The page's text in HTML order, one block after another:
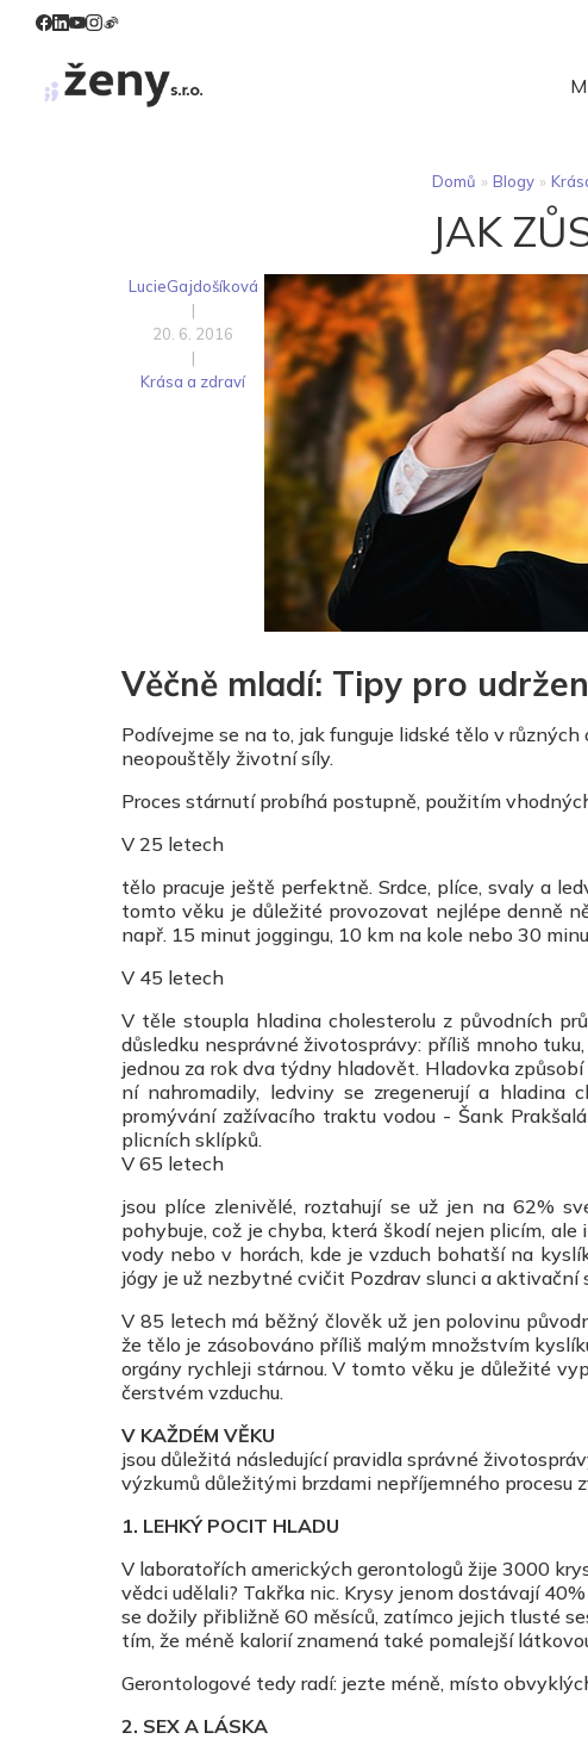
Domů » Blogy »
JAK
LucieGajdošíková
|
20. 6. 2016
|
Krása a zdraví
Věčně mladí: Tipy pro
Podívejme se na to, jak funguje lidské tělo v
neopouštěly životní síly.
Proces stárnutí probíhá postupně, použitím
V 25 letech
tělo pracuje ještě perfektně. Srdce, plíce, svaly a
tomto věku je důležité provozovat nejlépe denně
např. 15 minut joggingu, 10 km na kole nebo 30
V 45 letech
V těle stoupla hladina cholesterolu z původních
důsledku nesprávné životosprávy: příliš mnoho
jednou za rok dva týdny hladovět. Hladovka
ní nahromadily, ledviny se zregenerují a hladina
promývání zažívacího traktu vodou - Šank
plicních sklípků.
V 65 letech
jsou plíce zlenivělé, roztahují se už jen na 62%
pohybuje, což je chyba, která škodí nejen plicím,
vody nebo v horách, kde je vzduch bohatší na
jógy je už nezbytné cvičit Pozdrav slunci a aktivační
V 85 letech má běžný člověk už jen polovinu
že tělo je zásobováno příliš malým množstvím
orgány rychleji stárnou. V tomto věku je důležité
čerstvém vzduchu.
V KAŽDÉM VĚKU
jsou důležitá následující pravidla správné
výzkumů důležitými brzdami nepříjemného procesu
1. LEHKÝ POCIT HLADU
V laboratořích amerických gerontologů žije 3000
vědci udělali? Takřka nic. Krysy jenom dostávají
se dožily přibližně 60 měsíců, zatímco jejich tlusté
tím, že méně kalorií znamená také pomalejší
Gerontologové tedy radí: jezte méně, místo
2. SEX A LÁSKA